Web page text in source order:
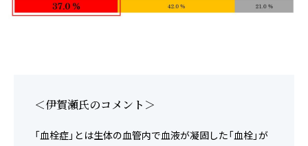
＜伊賀瀬氏のコメント＞
「血栓症」とは生体の血管内で血液が凝固した「血栓」が